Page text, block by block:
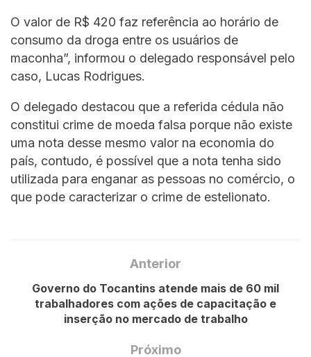
O valor de R$ 420 faz referência ao horário de
consumo da droga entre os usuários de
maconha”, informou o delegado responsável pelo
caso, Lucas Rodrigues.
O delegado destacou que a referida cédula não
constitui crime de moeda falsa porque não existe
uma nota desse mesmo valor na economia do
país, contudo, é possível que a nota tenha sido
utilizada para enganar as pessoas no comércio, o
que pode caracterizar o crime de estelionato.
Anterior
Governo do Tocantins atende mais de 60 mil
trabalhadores com ações de capacitação e
inserção no mercado de trabalho
Próximo